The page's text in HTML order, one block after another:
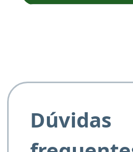
Dúvidas